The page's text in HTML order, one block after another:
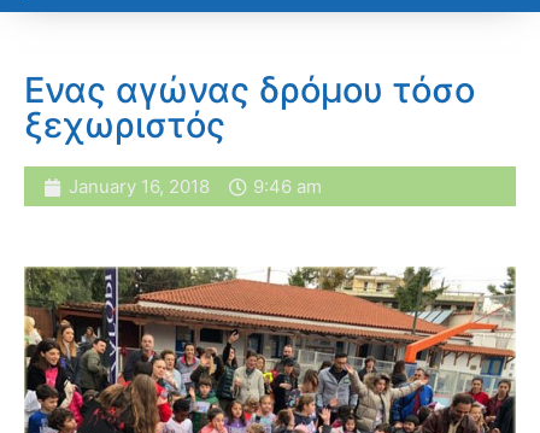
Eνας αγώνας δρόμου τόσο
ξεχωριστός
January 16, 2018 9:46 am